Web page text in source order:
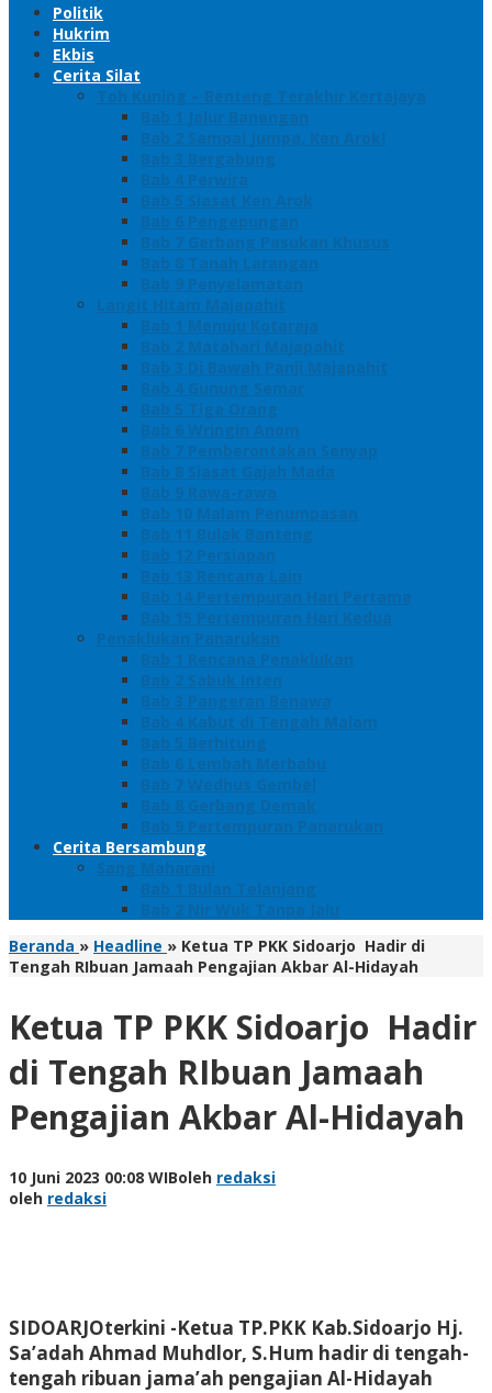
Politik
Hukrim
Ekbis
Cerita Silat
Toh Kuning – Benteng Terakhir Kertajaya
Bab 1 Jalur Banengan
Bab 2 Sampai Jumpa, Ken Arok!
Bab 3 Bergabung
Bab 4 Perwira
Bab 5 Siasat Ken Arok
Bab 6 Pengepungan
Bab 7 Gerbang Pasukan Khusus
Bab 8 Tanah Larangan
Bab 9 Penyelamatan
Langit Hitam Majapahit
Bab 1 Menuju Kotaraja
Bab 2 Matahari Majapahit
Bab 3 Di Bawah Panji Majapahit
Bab 4 Gunung Semar
Bab 5 Tiga Orang
Bab 6 Wringin Anom
Bab 7 Pemberontakan Senyap
Bab 8 Siasat Gajah Mada
Bab 9 Rawa-rawa
Bab 10 Malam Penumpasan
Bab 11 Bulak Banteng
Bab 12 Persiapan
Bab 13 Rencana Lain
Bab 14 Pertempuran Hari Pertama
Bab 15 Pertempuran Hari Kedua
Penaklukan Panarukan
Bab 1 Rencana Penaklukan
Bab 2 Sabuk Inten
Bab 3 Pangeran Benawa
Bab 4 Kabut di Tengah Malam
Bab 5 Berhitung
Bab 6 Lembah Merbabu
Bab 7 Wedhus Gembel
Bab 8 Gerbang Demak
Bab 9 Pertempuran Panarukan
Cerita Bersambung
Sang Maharani
Bab 1 Bulan Telanjang
Bab 2 Nir Wuk Tanpa Jalu
Beranda » Headline » Ketua TP PKK Sidoarjo Hadir di
Tengah RIbuan Jamaah Pengajian Akbar Al-Hidayah
Ketua TP PKK Sidoarjo Hadir
di Tengah RIbuan Jamaah
Pengajian Akbar Al-Hidayah
10 Juni 2023 00:08 WIBoleh redaksi
oleh redaksi
SIDOARJOterkini -Ketua TP.PKK Kab.Sidoarjo Hj.
Sa’adah Ahmad Muhdlor, S.Hum hadir di tengah-
tengah ribuan jama’ah pengajian Al-Hidayah